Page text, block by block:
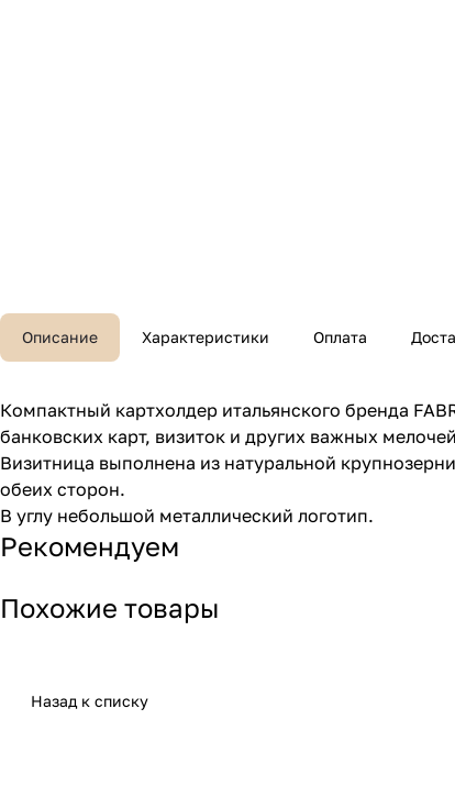
Описание Характеристики Оплата
Компактный картхолдер итальянского бренда
банковских карт, визиток и других важных
Визитница выполнена из натуральной
обеих сторон.
В углу небольшой металлический логотип.
Рекомендуем
Похожие товары
Назад к списку